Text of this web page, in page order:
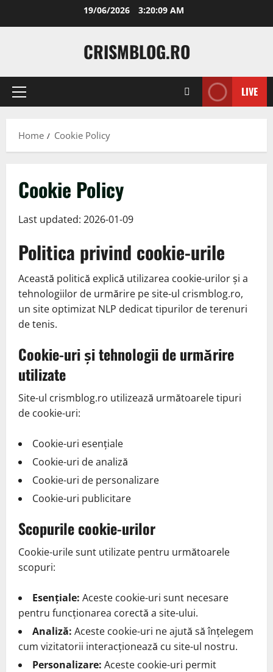
19/06/2026 3:20:10 AM
CRISMBLOG.RO
Primary
LIVE
Home Cookie Policy
Cookie Policy
Last updated: 2026-01-09
Politica privind cookie-urile
Această politică explică utilizarea cookie-urilor și a
tehnologiilor de urmărire pe site-ul crismblog.ro,
un site optimizat NLP dedicat tipurilor de terenuri
de tenis.
Cookie-uri și tehnologii de urmărire
utilizate
Site-ul crismblog.ro utilizează următoarele tipuri
de cookie-uri:
Cookie-uri esențiale
Cookie-uri de analiză
Cookie-uri de personalizare
Cookie-uri publicitare
Scopurile cookie-urilor
Cookie-urile sunt utilizate pentru următoarele
scopuri:
Esențiale: Aceste cookie-uri sunt necesare
pentru funcționarea corectă a site-ului.
Analiză: Aceste cookie-uri ne ajută să înțelegem
cum vizitatorii interacționează cu site-ul nostru.
Personalizare: Aceste cookie-uri permit